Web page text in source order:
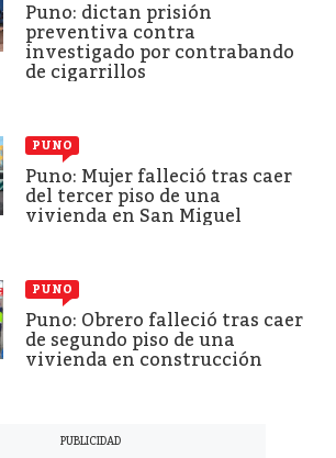
Puno: dictan prisión
preventiva contra
investigado por contrabando
de cigarrillos
PUNO
Puno: Mujer falleció tras caer
del tercer piso de una
vivienda en San Miguel
PUNO
Puno: Obrero falleció tras caer
de segundo piso de una
vivienda en construcción